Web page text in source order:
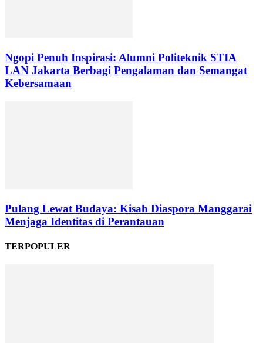
Ngopi Penuh Inspirasi: Alumni Politeknik STIA
LAN Jakarta Berbagi Pengalaman dan Semangat
Kebersamaan
Pulang Lewat Budaya: Kisah Diaspora Manggarai
Menjaga Identitas di Perantauan
TERPOPULER